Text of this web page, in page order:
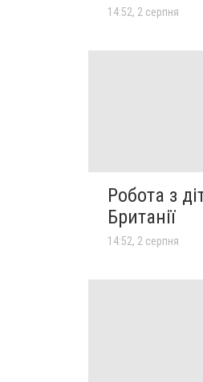
14:52, 2 серпня
Робота з
Британії
14:52, 2 серпня